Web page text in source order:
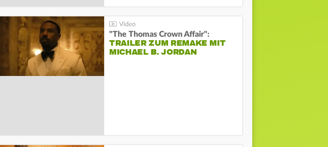
"The Thomas Crown Affair":
TRAILER ZUM REMAKE MIT
MICHAEL B. JORDAN